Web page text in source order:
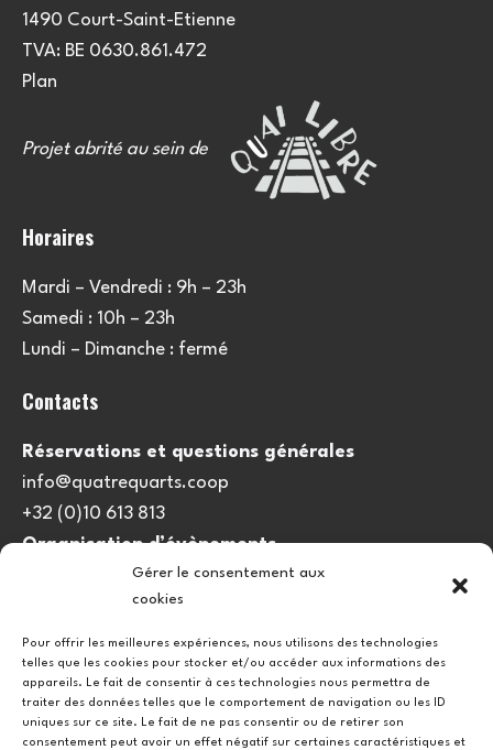
Gérer le consentement aux
cookies
Pour offrir les meilleures expériences, nous utilisons des technologies
telles que les cookies pour stocker et/ou accéder aux informations des
appareils. Le fait de consentir à ces technologies nous permettra de
traiter des données telles que le comportement de navigation ou les ID
uniques sur ce site. Le fait de ne pas consentir ou de retirer son
consentement peut avoir un effet négatif sur certaines caractéristiques et
1490 Court-Saint-Etienne
TVA: BE 0630.861.472
Plan
Projet abrité au sein de
Horaires
Mardi – Vendredi : 9h – 23h
Samedi : 10h – 23h
Lundi – Dimanche : fermé
Contacts
Réservations et questions générales
info@quatrequarts.coop
+32 (0)10 613 813
Organisation d’évènements
viedulieu@quatrequarts.coop
Politique de cookies (UE)